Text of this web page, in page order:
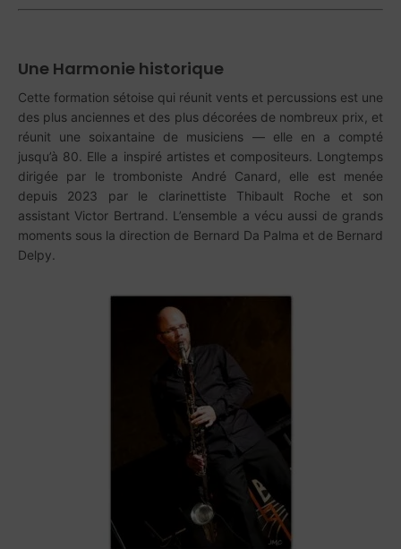
Une Harmonie historique
Cette formation sétoise qui réunit vents et percussions est une
des plus anciennes et des plus décorées de nombreux prix, et
réunit une soixantaine de musiciens — elle en a compté
jusqu’à 80. Elle a inspiré artistes et compositeurs. Longtemps
dirigée par le tromboniste André Canard, elle est menée
depuis 2023 par le clarinettiste Thibault Roche et son
assistant Victor Bertrand. L’ensemble a vécu aussi de grands
moments sous la direction de Bernard Da Palma et de Bernard
Delpy.